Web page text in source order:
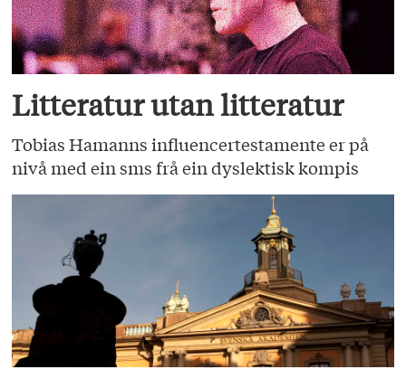
Litteratur utan litteratur
Tobias Hamanns influencertestamente er på
nivå med ein sms frå ein dyslektisk kompis